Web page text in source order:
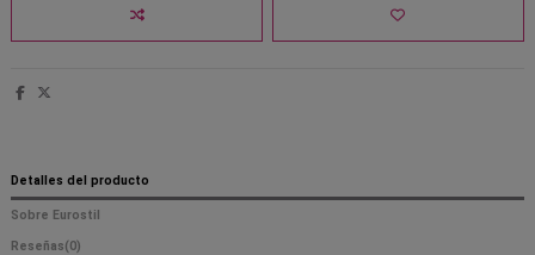
Detalles del producto
Sobre Eurostil
Reseñas(0)